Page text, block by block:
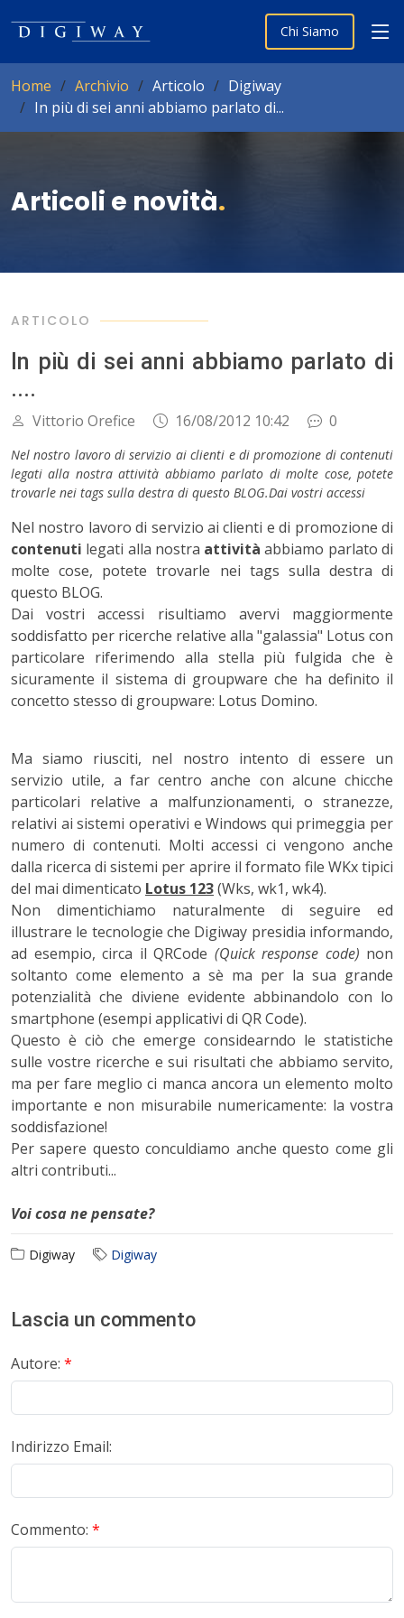
Chi Siamo
Home Archivio Articolo
Digiway
In più di sei anni abbiamo parlato di...
Articoli e novità.
ARTICOLO
In più di sei anni abbiamo parlato di
....
Vittorio Orefice 16/08/2012 10:42 0
Nel nostro lavoro di servizio ai clienti e di promozione di contenuti
legati alla nostra attività abbiamo parlato di molte cose, potete
trovarle nei tags sulla destra di questo BLOG.Dai vostri accessi
Nel nostro lavoro di servizio ai clienti e di promozione di
contenuti legati alla nostra attività abbiamo parlato di
molte cose, potete trovarle nei tags sulla destra di
questo BLOG.
Dai vostri accessi risultiamo avervi maggiormente
soddisfatto per ricerche relative alla "galassia" Lotus con
particolare riferimendo alla stella più fulgida che è
sicuramente il sistema di groupware che ha definito il
concetto stesso di groupware: Lotus Domino.
Ma siamo riusciti, nel nostro intento di essere un
servizio utile, a far centro anche con alcune chicche
particolari relative a malfunzionamenti, o stranezze,
relativi ai sistemi operativi e Windows qui primeggia per
numero di contenuti. Molti accessi ci vengono anche
dalla ricerca di sistemi per aprire il formato file WKx tipici
del mai dimenticato Lotus 123(Wks, wk1, wk4).
Non dimentichiamo naturalmente di seguire ed
illustrare le tecnologie che Digiway presidia informando,
ad esempio, circa il QRCode (Quick response code) non
soltanto come elemento a sè ma per la sua grande
potenzialità che diviene evidente abbinandolo con lo
smartphone (esempi applicativi di QR Code).
Questo è ciò che emerge considearndo le statistiche
sulle vostre ricerche e sui risultati che abbiamo servito,
ma per fare meglio ci manca ancora un elemento molto
importante e non misurabile numericamente: la vostra
soddisfazione!
Per sapere questo conculdiamo anche questo come gli
altri contributi...
Voi cosa ne pensate?
Digiway Digiway
Lascia un commento
Autore: *
Indirizzo Email:
Commento: *